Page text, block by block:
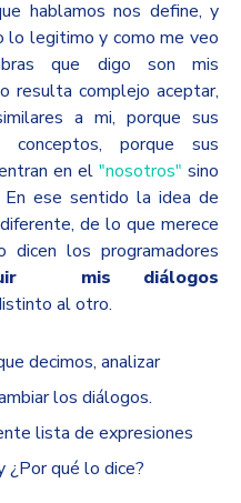
hablamos nos define, y
lo legitimo y como me veo
que digo son mis
resulta complejo aceptar,
a mi, porque sus
conceptos, porque sus
en el "nosotros" sino
ese sentido la idea de
de lo que merece
dicen los programadores
mis diálogos
al otro.
decimos, analizar
los diálogos.
lista de expresiones
¿Por qué lo dice?